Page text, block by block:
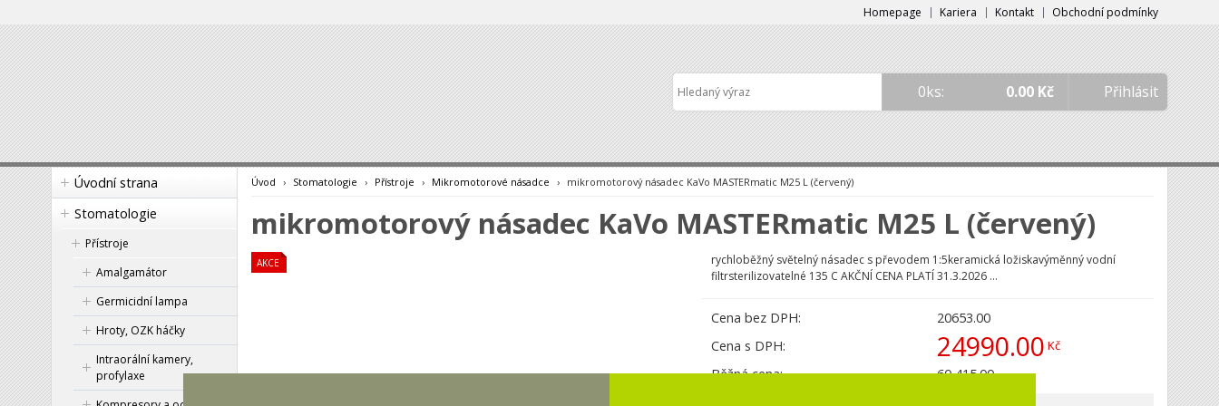
Úvodní strana
Stomatologie
Přístroje
Amalgamátor
Germicidní lampa
Hroty, OZK háčky
Intraorální kamery,
profylaxe
mikromotorový násadec KaVo MASTERmatic M25 L (červený)
Úvod › Stomatologie › Přístroje › Mikromotorové násadce › mikromotorový násadec KaVo MASTERmatic M25 L (červený)
AKCE
rychloběžný světelný násadec s převodem 1:5keramická ložiskavýměnný vodní
filtrsterilizovatelné 135 C AKČNÍ CENA PLATÍ 31.3.2026 ...
Cena bez DPH:
20653.00
Cena s DPH:
24990.00
Běžná cena: 60 415.00
Homepage Kariera Kontakt Obchodní podmínky
Přihlásit
0 0.00 Kč